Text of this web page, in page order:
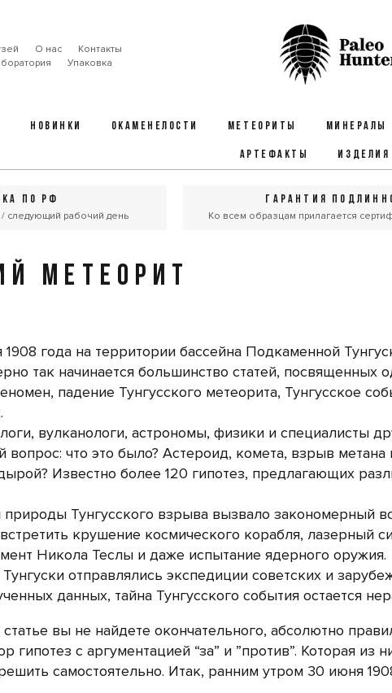
О нас
Контакты
Упаковка
НОВИНКИ ОКАМЕНЕЛОСТИ МЕТЕОРИТЫ МИНЕРАЛЫ
АРТЕФАКТЫ ИЗДЕЛИЯ
ПО РФ
/ следующий рабочий день
ГАРАНТИЯ
Ко всем образцам прилагается
МЕТЕОРИТ
года на территории бассейна Подкаменной
так начинается большинство статей, посвященных
падение Тунгусского метеорита, Тунгусское
вулканологи, астрономы, физики и специалисты
вопрос: что это было? Астероид, комета, взрыв метана
Известно более 120 гипотез, предлагающих
природы Тунгусского взрыва вызвало закономерный
крушение космического корабля, лазерный
Никола Теслы и даже испытание ядерного оружия.
отправлялись экспедиции советских и
данных, тайна Тунгусского события остается
вы не найдете окончательного, абсолютно
гипотез с аргументацией “за” и ”против”. Которая из
самостоятельно. Итак, ранним утром 30 июня